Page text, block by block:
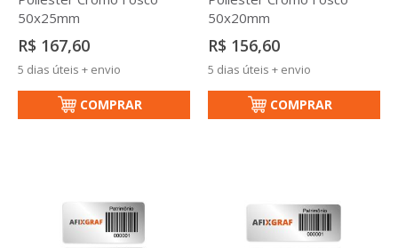
50x25mm
R$ 167,60
5 dias úteis + envio
COMPRAR
50x20mm
R$ 156,60
5 dias úteis + envio
COMPRAR